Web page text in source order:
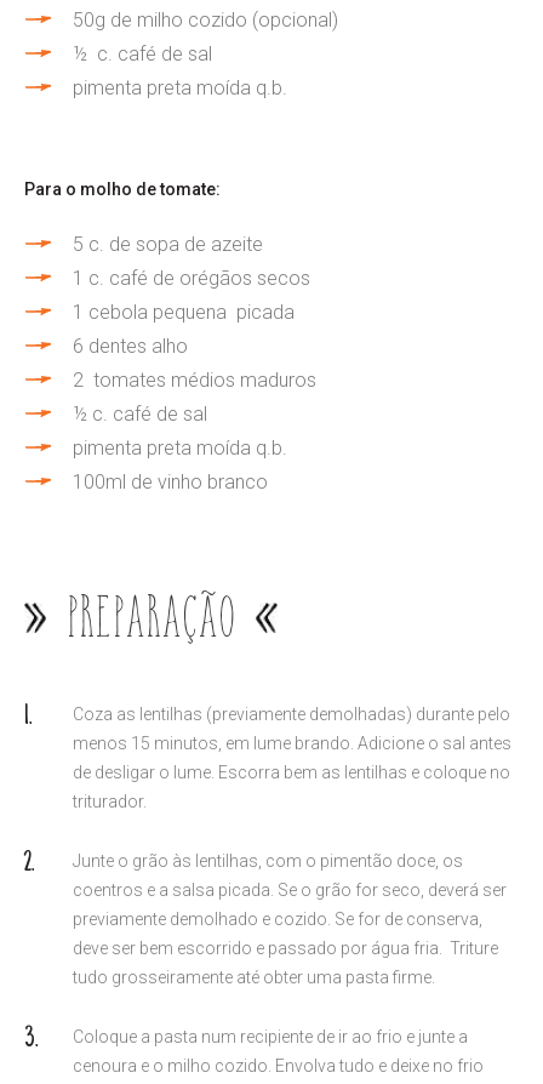
50g de milho cozido (opcional)
½ c. café de sal
pimenta preta moída q.b.
Para o molho de tomate:
5 c. de sopa de azeite
1 c. café de orégãos secos
1 cebola pequena picada
6 dentes alho
2 tomates médios maduros
½ c. café de sal
pimenta preta moída q.b.
100ml de vinho branco
Preparação
Coza as lentilhas (previamente demolhadas) durante pelo
menos 15 minutos, em lume brando. Adicione o sal antes
de desligar o lume. Escorra bem as lentilhas e coloque no
triturador.
Junte o grão às lentilhas, com o pimentão doce, os
coentros e a salsa picada. Se o grão for seco, deverá ser
previamente demolhado e cozido. Se for de conserva,
deve ser bem escorrido e passado por água fria. Triture
tudo grosseiramente até obter uma pasta firme.
Coloque a pasta num recipiente de ir ao frio e junte a
cenoura e o milho cozido. Envolva tudo e deixe no frio